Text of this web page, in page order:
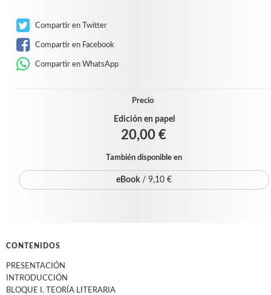
Compartir en Twitter
Compartir en Facebook
Compartir en WhatsApp
Precio
Edición en papel
20,00 €
También disponible en
eBook/ 9,10 €
CONTENIDOS
PRESENTACIÓN
INTRODUCCIÓN
BLOQUE I. TEORÍA LITERARIA